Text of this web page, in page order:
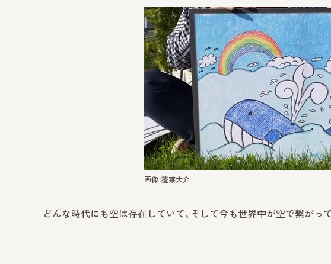
画像：蓬莱大介
どんな時代にも空は存在していて、そして今も世界中が空で繋がっ